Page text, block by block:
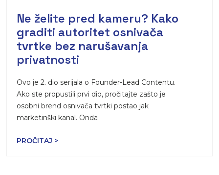
Ne želite pred kameru? Kako
graditi autoritet osnivača
tvrtke bez narušavanja
privatnosti
Ovo je 2. dio serijala o Founder-Lead Contentu.
Ako ste propustili prvi dio, pročitajte zašto je
osobni brend osnivača tvrtki postao jak
marketinški kanal. Onda
PROČITAJ >